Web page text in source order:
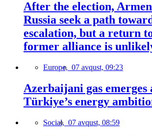
After the election,
Russia seek a path
escalation, but a return
former alliance is
Europe, 07 avqust, 09:23
Azerbaijani gas emerges
Türkiye’s energy
Social, 07 avqust, 08:59